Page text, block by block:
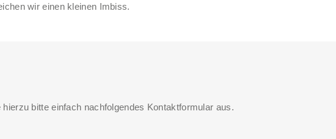
wir einen kleinen Imbiss.
bitte einfach nachfolgendes Kontaktformular aus.